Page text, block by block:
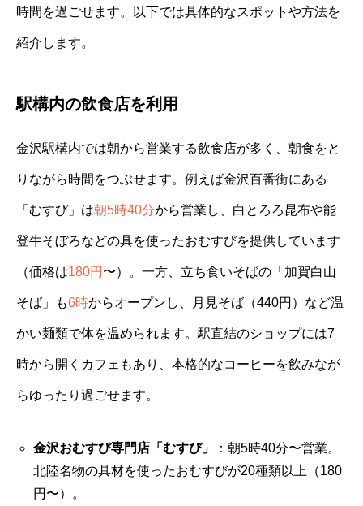
時間を過ごせます。以下では具体的なスポットや方法を
紹介します。
駅構内の飲食店を利用
金沢駅構内では朝から営業する飲食店が多く、朝食をと
りながら時間をつぶせます。例えば金沢百番街にある
「むすび」は朝5時40分から営業し、白とろろ昆布や能
登牛そぼろなどの具を使ったおむすびを提供しています
（価格は180円 〜）。一方、立ち食いそばの「加賀白山
そば」も6時からオープンし、月見そば（440円）など温
かい麺類で体を温められます。駅直結のショップには7
時から開くカフェもあり、本格的なコーヒーを飲みなが
らゆったり過ごせます。
金沢おむすび専門店「むすび」
：朝5時40分〜営業。
北陸名物の具材を使ったおむすびが20種類以上（180
円〜）。